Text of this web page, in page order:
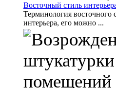
Восточный стиль
Терминология восточного
интерьера, его можно ...